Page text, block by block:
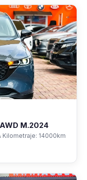
M.2024
Kilometraje: 14000km